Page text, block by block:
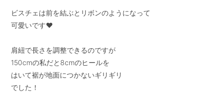
ビスチェは前を結ぶとリボンのようになって
可愛いです❤︎
肩紐で長さを調整できるのですが
150cmの私だと8cmのヒールを
はいて裾が地面につかないギリギリ
でした！